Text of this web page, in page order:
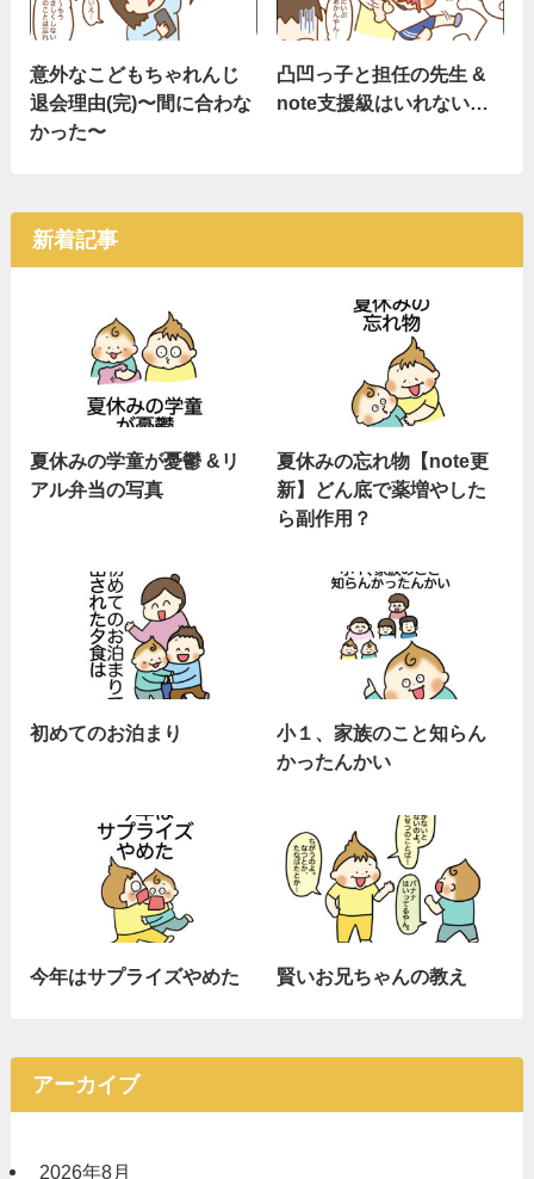
意外なこどもちゃれんじ
退会理由(完)〜間に合わな
かった〜
凸凹っ子と担任の先生 &
note支援級はいれない…
新着記事
夏休みの学童が憂鬱 &リ
アル弁当の写真
夏休みの忘れ物【note更
新】どん底で薬増やした
ら副作用？
初めてのお泊まり
小１、家族のこと知らん
かったんかい
今年はサプライズやめた 賢いお兄ちゃんの教え
アーカイブ
2026年8月